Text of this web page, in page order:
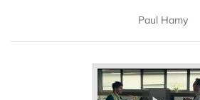
Paul Hamy